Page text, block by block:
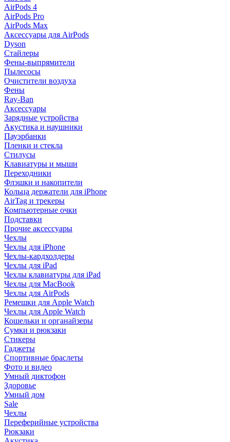
AirPods 4
AirPods Pro
AirPods Max
Аксессуары для AirPods
Dyson
Стайлеры
Фены-выпрямители
Пылесосы
Очистители воздуха
Фены
Ray-Ban
Аксессуары
Зарядные устройства
Акустика и наушники
Пауэрбанки
Пленки и стекла
Стилусы
Клавиатуры и мыши
Переходники
Флэшки и накопители
Кольца держатели для iPhone
AirTag и трекеры
Компьютерные очки
Подставки
Прочие аксессуары
Чехлы
Чехлы для iPhone
Чехлы-кардхолдеры
Чехлы для iPad
Чехлы клавиатуры для iPad
Чехлы для MacBook
Чехлы для AirPods
Ремешки для Apple Watch
Чехлы для Apple Watch
Кошельки и органайзеры
Сумки и рюкзаки
Стикеры
Гаджеты
Спортивные браслеты
Фото и видео
Умный диктофон
Здоровье
Умный дом
Sale
Чехлы
Переферийные устройства
Рюкзаки